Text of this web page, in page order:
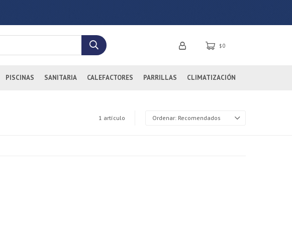
PISCINAS SANITARIA CALEFACTORES PARRILLAS CLIMATIZACIÓN
$0
1 artículo Recomendados